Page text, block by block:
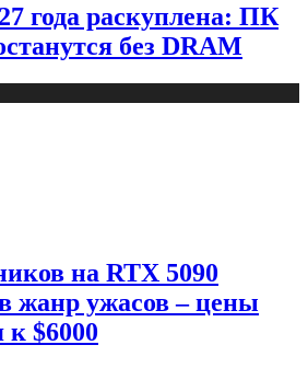
года раскуплена: ПК
без DRAM
на RTX 5090
жанр ужасов – цены
$6000